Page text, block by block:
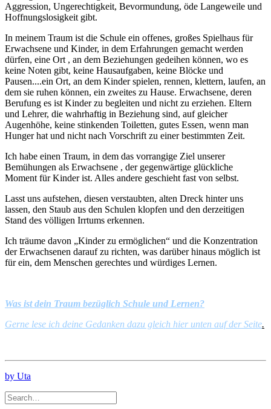
Aggression, Ungerechtigkeit, Bevormundung, öde Langeweile und
Hoffnungslosigkeit gibt.
In meinem Traum ist die Schule ein offenes, großes Spielhaus für
Erwachsene und Kinder, in dem Erfahrungen gemacht werden
dürfen, eine Ort , an dem Beziehungen gedeihen können, wo es
keine Noten gibt, keine Hausaufgaben, keine Blöcke und
Pausen....ein Ort, an dem Kinder spielen, rennen, klettern, laufen, an
dem sie ruhen können, ein zweites zu Hause. Erwachsene, deren
Berufung es ist Kinder zu begleiten und nicht zu erziehen. Eltern
und Lehrer, die wahrhaftig in Beziehung sind, auf gleicher
Augenhöhe, keine stinkenden Toiletten, gutes Essen, wenn man
Hunger hat und nicht nach Vorschrift zu einer bestimmten Zeit.
Ich habe einen Traum, in dem das vorrangige Ziel unserer
Bemühungen als Erwachsene , der gegenwärtige glückliche
Moment für Kinder ist. Alles andere geschieht fast von selbst.
Lasst uns aufstehen, diesen verstaubten, alten Dreck hinter uns
lassen, den Staub aus den Schulen klopfen und den derzeitigen
Stand des völligen Irrtums erkennen.
Ich träume davon „Kinder zu ermöglichen“ und die Konzentration
der Erwachsenen darauf zu richten, was darüber hinaus möglich ist
für ein, dem Menschen gerechtes und würdiges Lernen.
Was ist dein Traum bezüglich Schule und Lernen?
Gerne lese ich deine Gedanken dazu gleich hier unten auf der Seite.
by Uta